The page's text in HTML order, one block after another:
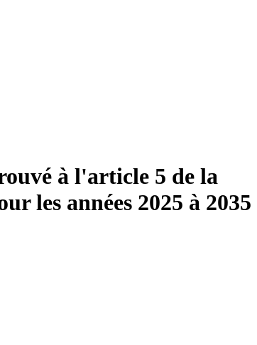
à l'article 5 de la
les années 2025 à 2035